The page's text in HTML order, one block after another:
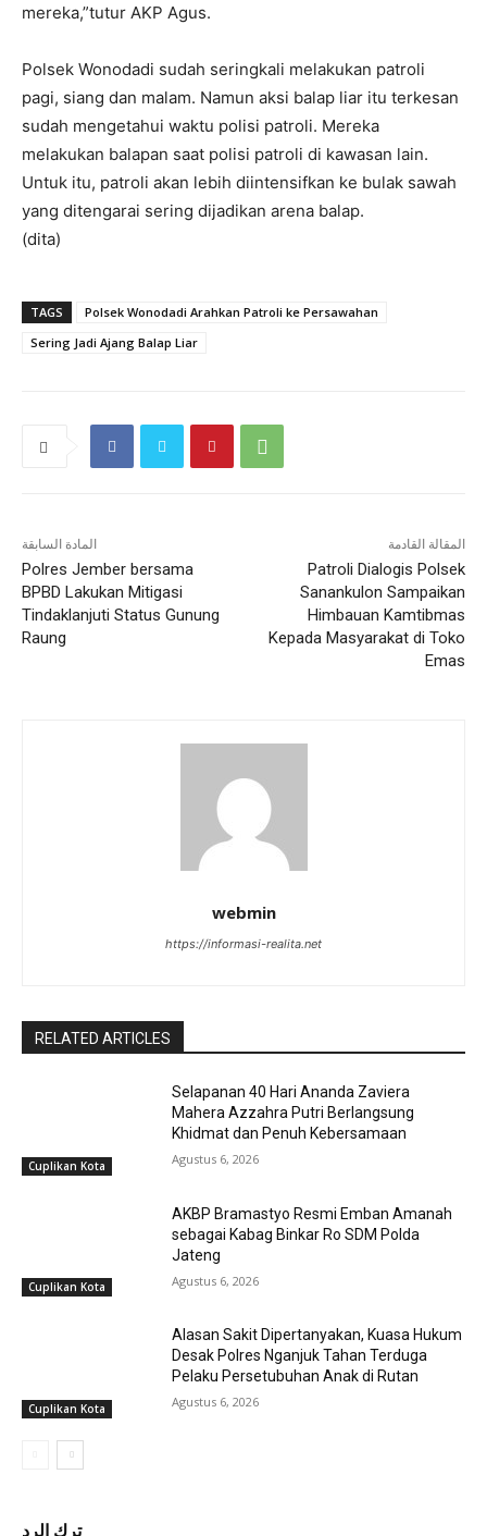
mereka,”tutur AKP Agus.
Polsek Wonodadi sudah seringkali melakukan patroli
pagi, siang dan malam. Namun aksi balap liar itu terkesan
sudah mengetahui waktu polisi patroli. Mereka
melakukan balapan saat polisi patroli di kawasan lain.
Untuk itu, patroli akan lebih diintensifkan ke bulak sawah
yang ditengarai sering dijadikan arena balap.
(dita)
TAGS
Polsek Wonodadi Arahkan Patroli ke Persawahan
Sering Jadi Ajang Balap Liar
المادة السابقة
Polres Jember bersama
BPBD Lakukan Mitigasi
Tindaklanjuti Status Gunung
Raung
المقالة القادمة
Patroli Dialogis Polsek
Sanankulon Sampaikan
Himbauan Kamtibmas
Kepada Masyarakat di Toko
Emas
webmin
https://informasi-realita.net
RELATED ARTICLES
Cuplikan Kota
Selapanan 40 Hari Ananda Zaviera
Mahera Azzahra Putri Berlangsung
Khidmat dan Penuh Kebersamaan
Agustus 6, 2026
Cuplikan Kota
AKBP Bramastyo Resmi Emban Amanah
sebagai Kabag Binkar Ro SDM Polda
Jateng
Agustus 6, 2026
Cuplikan Kota
Alasan Sakit Dipertanyakan, Kuasa Hukum
Desak Polres Nganjuk Tahan Terduga
Pelaku Persetubuhan Anak di Rutan
Agustus 6, 2026
ترك الرد